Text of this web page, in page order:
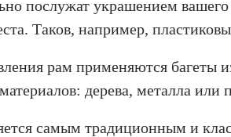
послужат украшением
Таков, например,
рам применяются багеты
дерева, металла или
самым традиционным и